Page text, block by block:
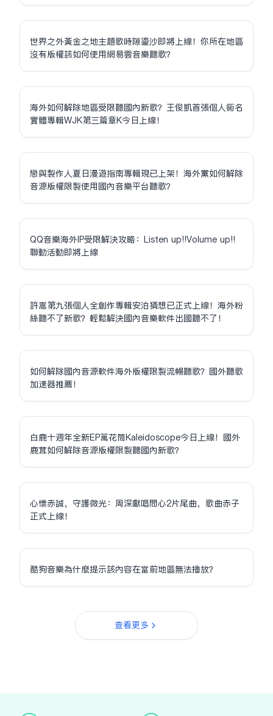
世界之外黃金之地主題歌時隙鎏沙即將上線！你所在地區
沒有版權該如何使用網易雲音樂聽歌？
海外如何解除地區受限聽國內新歌？王俊凱首張個人同名
實體專輯WJK第三篇章K今日上線！
戀與製作人夏日漫遊指南專輯現已上架！海外黨如何解除
音源版權限制使用國內音樂平台聽歌？
QQ音樂海外IP受限解決攻略：Listen up!!Volume up!!
聯動活動即將上線
許嵩第九張個人全創作專輯安泊猜想已正式上線！海外粉
絲聽不了新歌？輕鬆解決國內音樂軟件出國聽不了！
如何解除國內音源軟件海外版權限制流暢聽歌？國外聽歌
加速器推薦！
白鹿十週年全新EP萬花筒Kaleidoscope今日上線！國外
鹿茸如何解除音源版權限制聽國內新歌？
心懷赤誠，守護微光：周深獻唱問心2片尾曲，歌曲赤子
正式上線！
酷狗音樂為什麼提示該內容在當前地區無法播放？
查看更多